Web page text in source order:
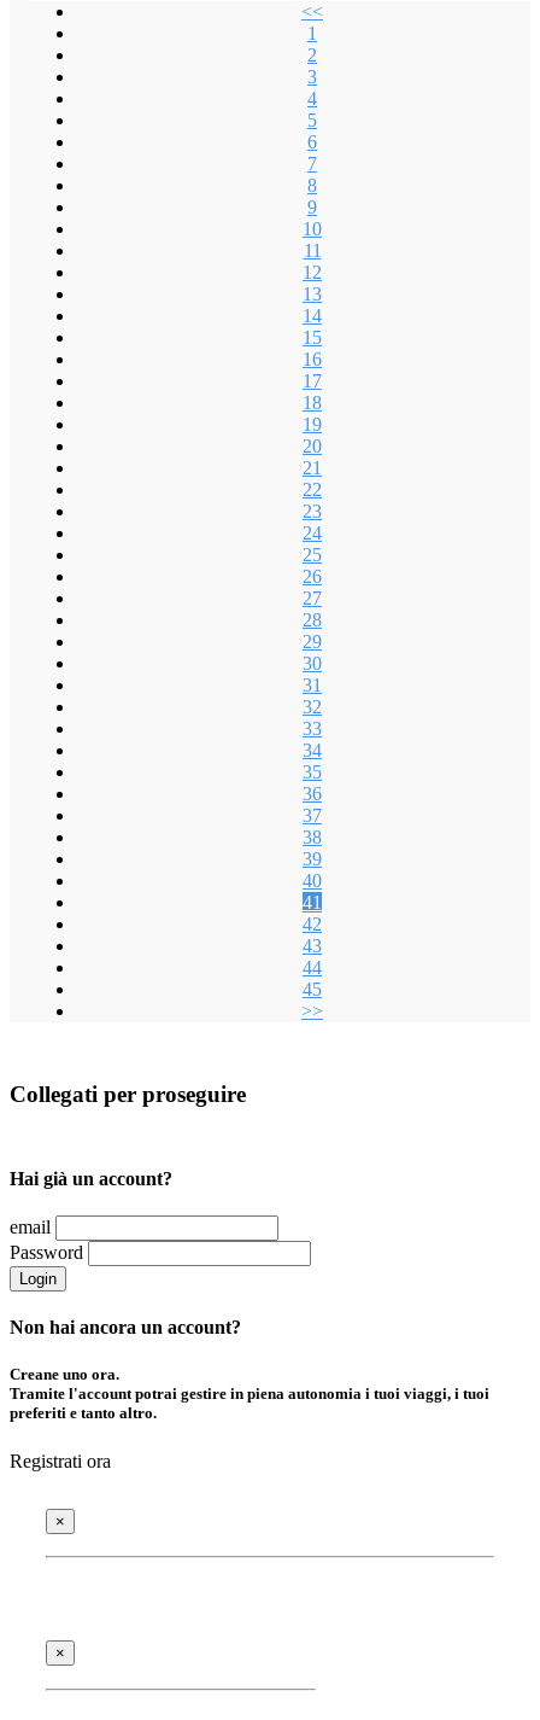
<<
1
2
3
4
5
6
7
8
9
10
11
12
13
14
15
16
17
18
19
20
21
22
23
24
25
26
27
28
29
30
31
32
33
34
35
36
37
38
39
40
41
42
43
44
45
>>
Collegati per proseguire
Hai già un account?
email
Password
Login
Non hai ancora un account?
Creane uno ora.
Tramite l'account potrai gestire in piena autonomia i tuoi viaggi, i tuoi
preferiti e tanto altro.
Registrati ora
×
×